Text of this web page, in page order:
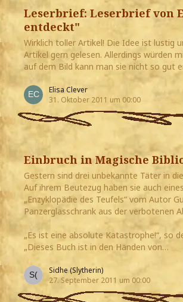
Leserbrief: Leserbrief von
entdeckt"
Wirklich toller Artikel! Die Idee ist lustig
Artikel gern gelesen. Allerdings würden
auf dem Bild kann man sie nicht so gut
Elisa Clever
31. Oktober 2011 um 00:00
Einbruch in Magische
Gestern sind drei unbekannte Täter in
Auf ihrem Beutezug haben sie auch
„Enzyklopädie des Teufels“ vom Autor
Panzerglasschrank aus der verbotenen
„Es ist eine absolute Katastrophe!“, so
„Dieses Buch ist in den Händen von…
Sidhe (Slytherin)
27. September 2011 um 00:00